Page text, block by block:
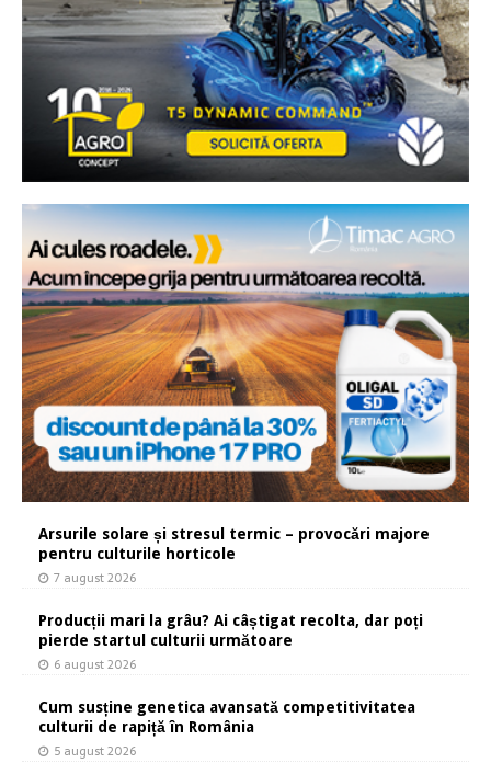
Arsurile solare și stresul termic – provocări majore
pentru culturile horticole
7 august 2026
Producții mari la grâu? Ai câștigat recolta, dar poți
pierde startul culturii următoare
6 august 2026
Cum susține genetica avansată competitivitatea
culturii de rapiță în România
5 august 2026